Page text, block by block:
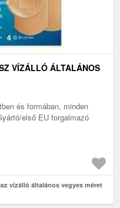
VÍZÁLLÓ ÁLTALÁNOS
és formában, minden
első EU forgalmazó
vízálló általános vegyes méret